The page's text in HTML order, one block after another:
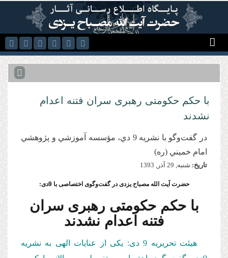
رفتن به محتوای اصلی
با حکم حکومتی رهبری سران فتنه اعدام
نشدند
در گفت‌وگو با نشريه 9 دي، مؤسسه آموزشي و پژوهشي
امام خميني (ره)
تاریخ: شنبه, 29 آذر, 1393
حضرت آیت الله مصباح یزدی در گفت‌وگوی اختصاصی با 9دی:
با حکم حکومتی رهبری سران
فتنه اعدام نشدند
هیئت تحریریه 9 دی: یکی از عنایات الهی به نشریه